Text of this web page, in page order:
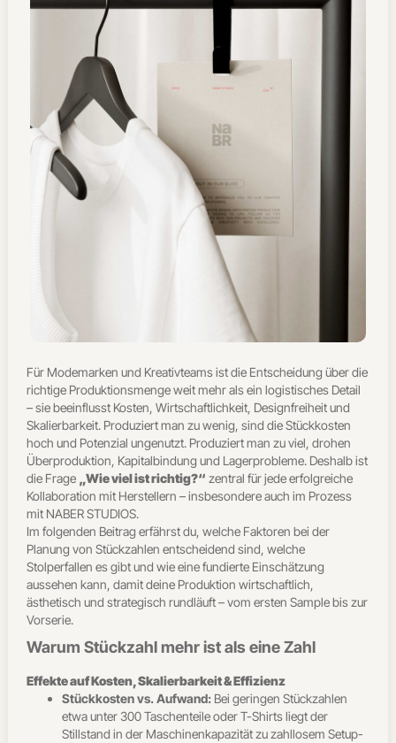
Für Modemarken und Kreativteams ist die Entscheidung über die
richtige Produktionsmenge weit mehr als ein logistisches Detail
– sie beeinflusst Kosten, Wirtschaftlichkeit, Designfreiheit und
Skalierbarkeit. Produziert man zu wenig, sind die Stückkosten
hoch und Potenzial ungenutzt. Produziert man zu viel, drohen
Überproduktion, Kapitalbindung und Lagerprobleme. Deshalb ist
die Frage „Wie viel ist richtig?“ zentral für jede erfolgreiche
Kollaboration mit Herstellern – insbesondere auch im Prozess
mit NABER STUDIOS.
Im folgenden Beitrag erfährst du, welche Faktoren bei der
Planung von Stückzahlen entscheidend sind, welche
Stolperfallen es gibt und wie eine fundierte Einschätzung
aussehen kann, damit deine Produktion wirtschaftlich,
ästhetisch und strategisch rundläuft – vom ersten Sample bis zur
Vorserie.
Warum Stückzahl mehr ist als eine Zahl
Effekte auf Kosten, Skalierbarkeit & Effizienz
Stückkosten vs. Aufwand: Bei geringen Stückzahlen
etwa unter 300 Taschenteile oder T-Shirts liegt der
Stillstand in der Maschinenkapazität zu zahllosem Setup-